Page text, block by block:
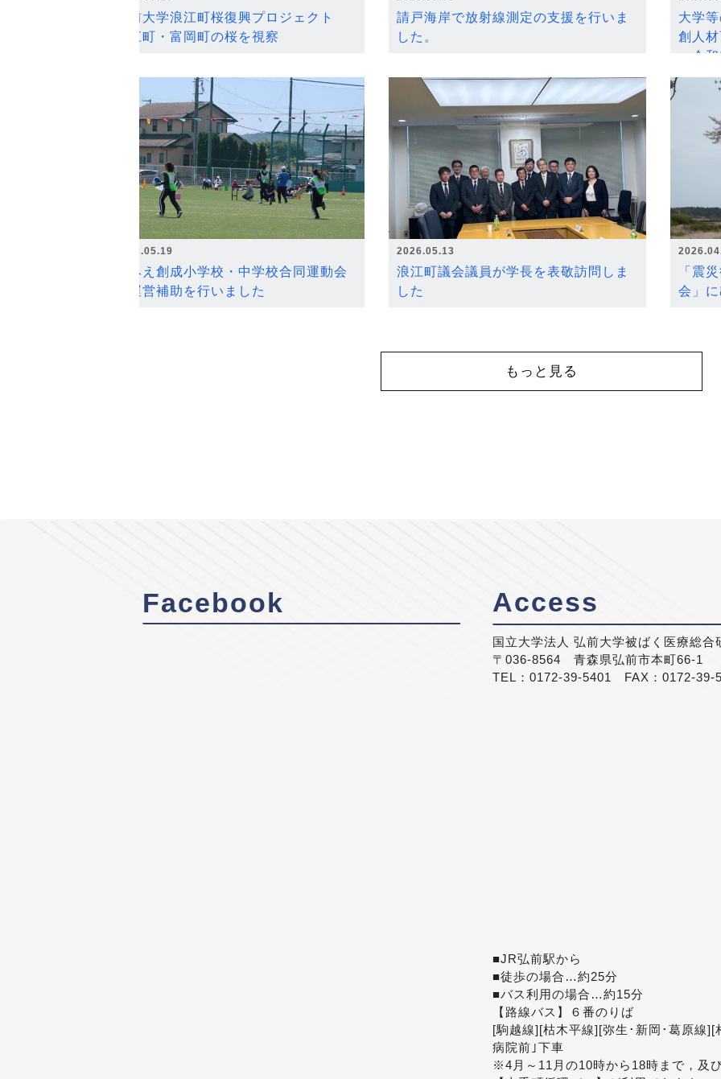
弘前大学浪江町桜復興プロジェクト
浪江町・富岡町の桜を視察
請戸海岸で放射線測定の支援を行いま
した。
大学
創人
～令
2026.05.19
なみえ創成小学校・中学校合同運動会
の運営補助を行いました
2026.05.13
浪江町議会議員が学長を表敬訪問しま
した
「震
会」
もっと見る
Facebook Access
国立大学法人 弘前大学被ばく医療総合
〒036-8564 青森県弘前市本町66-1
TEL：0172-39-5401 FAX：0172-39-
■JR弘前駅から
■徒歩の場合…約25分
■バス利用の場合…約15分
【路線バス】６番のりば
[駒越線][枯木平線][弥生･新岡･葛原線
病院前｣下車
※4月～11月の10時から18時まで，及